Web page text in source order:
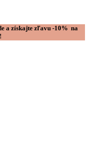
a získajte zľavu -10% na